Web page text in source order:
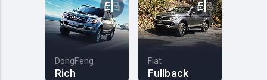
DongFeng
Rich
Fiat
Fullback